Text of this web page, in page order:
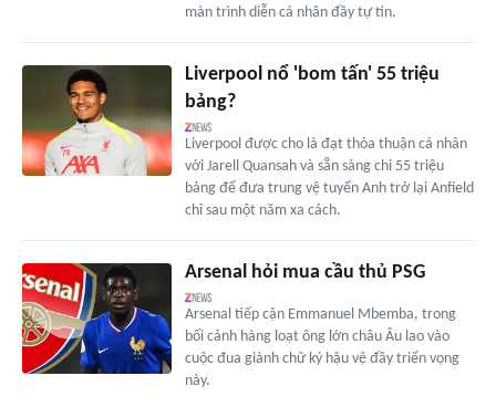
màn trình diễn cá nhân đầy tự tin.
Liverpool nổ 'bom tấn' 55 triệu
bảng?
Liverpool được cho là đạt thỏa thuận cá nhân
với Jarell Quansah và sẵn sàng chi 55 triệu
bảng để đưa trung vệ tuyển Anh trở lại Anfield
chỉ sau một năm xa cách.
Arsenal hỏi mua cầu thủ PSG
Arsenal tiếp cận Emmanuel Mbemba, trong
bối cảnh hàng loạt ông lớn châu Âu lao vào
cuộc đua giành chữ ký hậu vệ đầy triển vọng
này.